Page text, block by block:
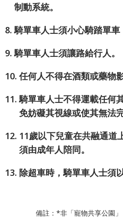
制動系統。
8. 騎單車人士須小心騎踏單車
9. 騎單車人士須讓路給行人。
10. 任何人不得在酒類或藥物
11. 騎單車人士不得運載任何
免妨礙其視線或使其無法
12. 11歲以下兒童在共融通道
須由成年人陪同。
13. 除超車時，騎單車人士須
備註：*非「寵物共享公園」